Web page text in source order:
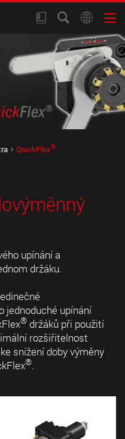
QuickFlex®
upínání a
držáku.
jednoduché upínání
® držáků při použití
rozšiřitelnost
snížení doby výměny
®.